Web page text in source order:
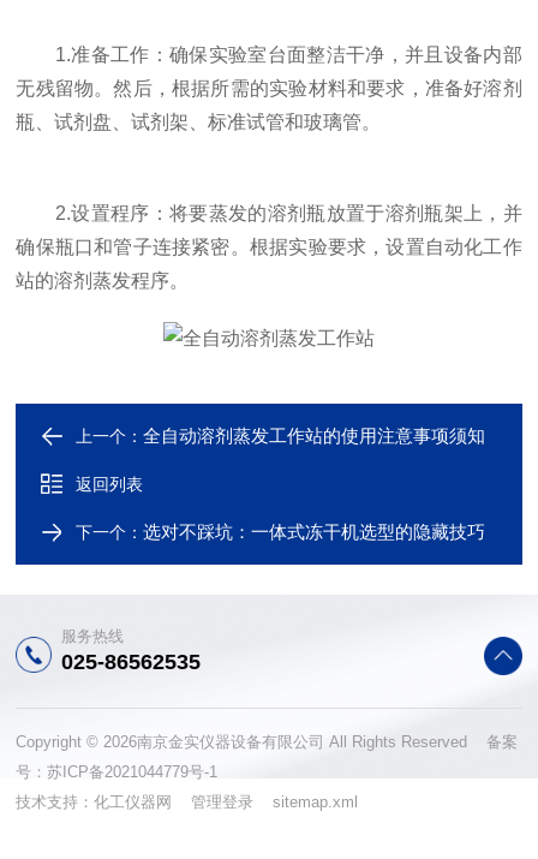
1.准备工作：确保实验室台面整洁干净，并且设备内部
无残留物。然后，根据所需的实验材料和要求，准备好溶剂
瓶、试剂盘、试剂架、标准试管和玻璃管。
2.设置程序：将要蒸发的溶剂瓶放置于溶剂瓶架上，并
确保瓶口和管子连接紧密。根据实验要求，设置自动化工作
站的溶剂蒸发程序。
上一个：全自动溶剂蒸发工作站的使用注意事项须知
返回列表
下一个：选对不踩坑：一体式冻干机选型的隐藏技巧
服务热线
025-86562535
Copyright © 2026南京金实仪器设备有限公司 All Rights Reserved 备案
号：苏ICP备2021044779号-1
技术支持：化工仪器网管理登录 sitemap.xml